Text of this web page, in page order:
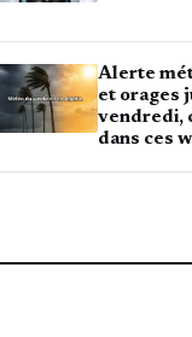
Alerte
et orages
vendredi,
dans ces